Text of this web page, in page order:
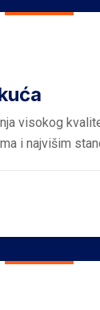
visokog
i najvišim